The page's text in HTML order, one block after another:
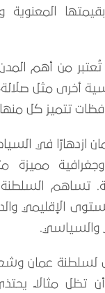
المعنوية
من أهم
أخرى مثل
تتميز كل منها
ازدهارًا في
مميزة مثل
تساهم
الإقليمي
والسياسي.
لسلطنة عمان
أن تظل مثالاً